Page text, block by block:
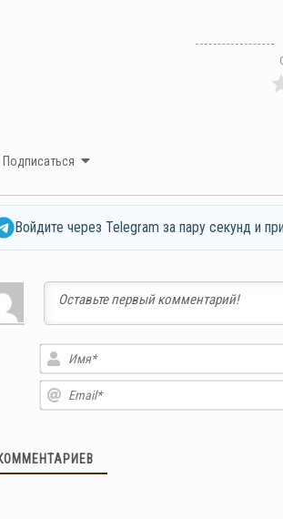
Подписаться
Войдите через Telegram за пару секунд и